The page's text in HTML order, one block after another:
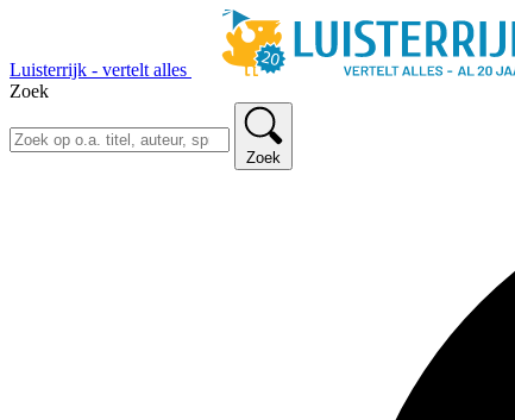
Luisterrijk - vertelt alles
Zoek
Zoek